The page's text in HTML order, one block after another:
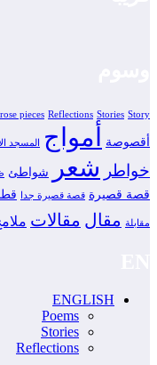
pieces Reflections Stories Story
أقصوصة أمواج المسجد
خواطر شعر شواطئ
قصة قصيرة قصة قصيرة جدا
مقابلة مقال مقالات
ENGLISH
Poems
Stories
Reflections